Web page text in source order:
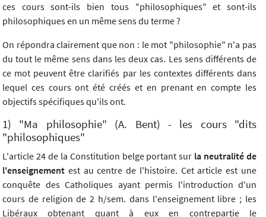
ces cours sont-ils bien tous "philosophiques" et sont-ils
philosophiques en un même sens du terme ?
On répondra clairement que non : le mot "philosophie" n'a pas
du tout le même sens dans les deux cas. Les sens différents de
ce mot peuvent être clarifiés par les contextes différents dans
lequel ces cours ont été créés et en prenant en compte les
objectifs spécifiques qu'ils ont.
1) "Ma philosophie" (A. Bent) - les cours "dits
"philosophiques"
L'article 24 de la Constitution belge portant sur la neutralité de
l'enseignement est au centre de l'histoire. Cet article est une
conquête des Catholiques ayant permis l'introduction d'un
cours de religion de 2 h/sem. dans l'enseignement libre ; les
Libéraux obtenant quant à eux en contrepartie le